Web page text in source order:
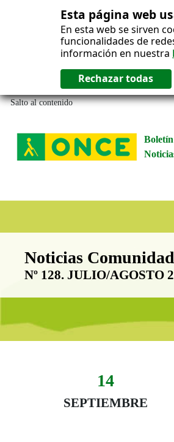
Esta página web
En esta web se sirven
funcionalidades de
información en nuestra
Salto al contenido
Boletín
Boletín Noticias
Noticias
Nº 128. JULIO/AGOSTO
Fecha del evento
14
SEPTIEMBRE
14 septiembre